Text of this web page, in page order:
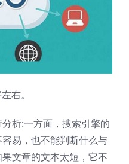
右。
析:一方面，搜索引擎的
易，也不能判断什么与
文章的文本太短，它不